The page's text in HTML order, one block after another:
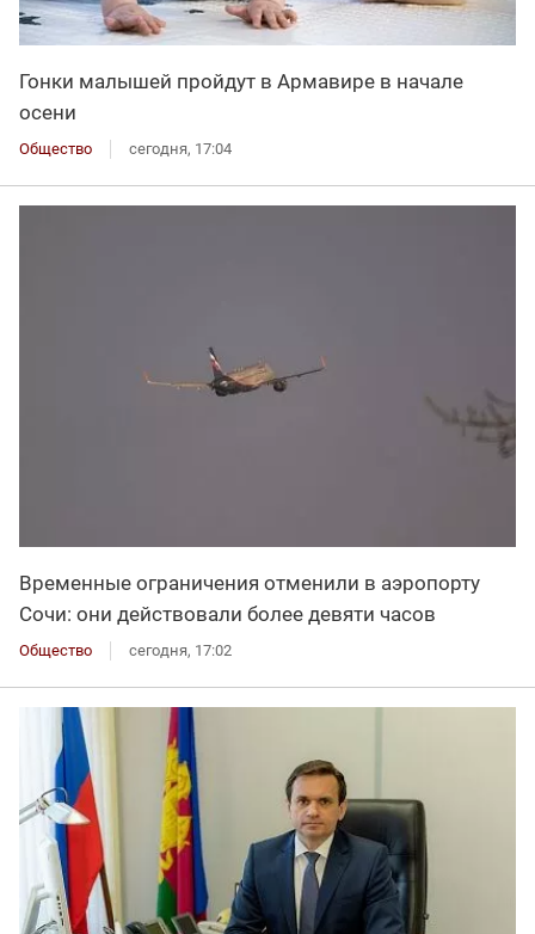
Гонки малышей пройдут в Армавире в начале
осени
Общество сегодня, 17:04
Временные ограничения отменили в аэропорту
Сочи: они действовали более девяти часов
Общество сегодня, 17:02